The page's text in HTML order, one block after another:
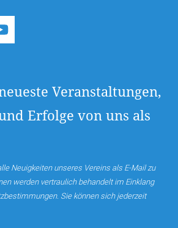
Veranstaltungen,
Erfolge von uns als
Neuigkeiten unseres Vereins als E-Mail zu
werden vertraulich behandelt im Einklang
Sie können sich jederzeit